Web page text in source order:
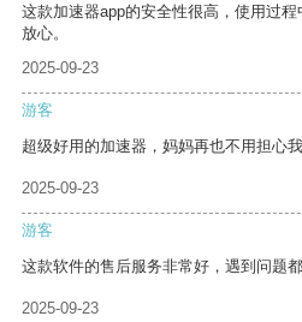
这款加速器app的安全性很高，使用过
放心。
2025-09-23
游客
超级好用的加速器，妈妈再也不用担心
2025-09-23
游客
这款软件的售后服务非常好，遇到问题
2025-09-23